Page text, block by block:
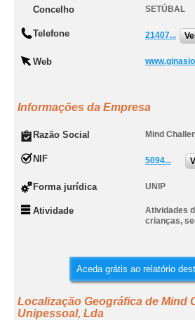
Concelho SETÚBAL
Telefone 21407...
Web
Informações da Empresa
Razão Social Mind
NIF 5094...
Forma jurídica UNIP
Atividade
Atividades
crianças,
Aceda grátis ao relatório
Localização Geográfica de Mind
Unipessoal, Lda